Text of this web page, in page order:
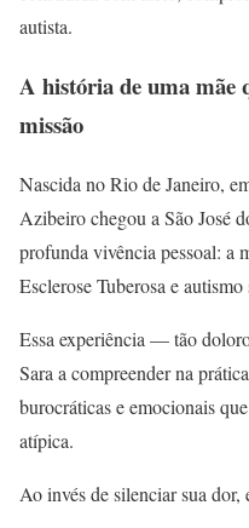
autista.
A história de uma mãe
missão
Nascida no Rio de Janeiro,
Azibeiro chegou a São José
profunda vivência pessoal: a
Esclerose Tuberosa e
Essa experiência — tão
Sara a compreender na
burocráticas e emocionais
atípica.
Ao invés de silenciar sua dor,